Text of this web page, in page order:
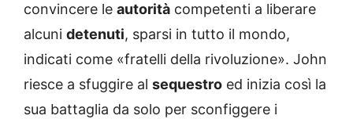
convincere le autorità competenti a liberare
alcuni detenuti, sparsi in tutto il mondo,
indicati come «fratelli della rivoluzione». John
riesce a sfuggire al sequestro ed inizia così la
sua battaglia da solo per sconfiggere i